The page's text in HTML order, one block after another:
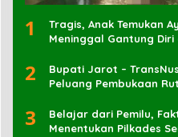
1
Tragis, Anak Temukan
Meninggal Gantung Diri
2
Bupati Jarot –
Peluang Pembukaan
Kaharuddin
3
Belajar dari Pemilu,
Menentukan Pilkades